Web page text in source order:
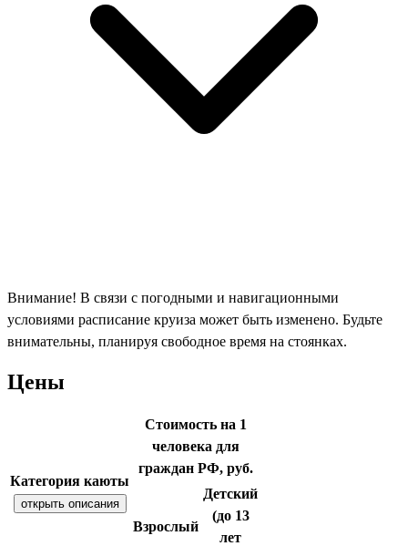
Внимание! В связи с погодными и навигационными
условиями расписание круиза может быть изменено. Будьте
внимательны, планируя свободное время на стоянках.
Цены
Категория каюты
открыть описания
Стоимость на 1
человека для
граждан РФ, руб.
Взрослый
Детский
(до 13
лет